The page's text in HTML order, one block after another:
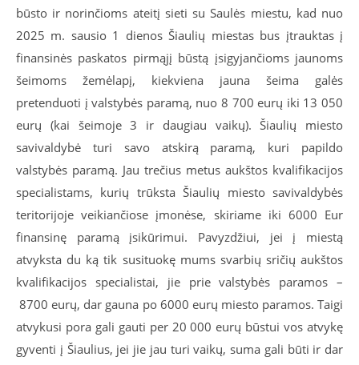
būsto ir norinčioms ateitį sieti su Saulės miestu, kad nuo
2025 m. sausio 1 dienos Šiaulių miestas bus įtrauktas į
finansinės paskatos pirmąjį būstą įsigyjančioms jaunoms
šeimoms žemėlapį, kiekviena jauna šeima galės
pretenduoti į valstybės paramą, nuo 8 700 eurų iki 13 050
eurų (kai šeimoje 3 ir daugiau vaikų). Šiaulių miesto
savivaldybė turi savo atskirą paramą, kuri papildo
valstybės paramą. Jau trečius metus aukštos kvalifikacijos
specialistams, kurių trūksta Šiaulių miesto savivaldybės
teritorijoje veikiančiose įmonėse, skiriame iki 6000 Eur
finansinę paramą įsikūrimui. Pavyzdžiui, jei į miestą
atvyksta du ką tik susituokę mums svarbių sričių aukštos
kvalifikacijos specialistai, jie prie valstybės paramos –
8700 eurų, dar gauna po 6000 eurų miesto paramos. Taigi
atvykusi pora gali gauti per 20 000 eurų būstui vos atvykę
gyventi į Šiaulius, jei jie jau turi vaikų, suma gali būti ir dar